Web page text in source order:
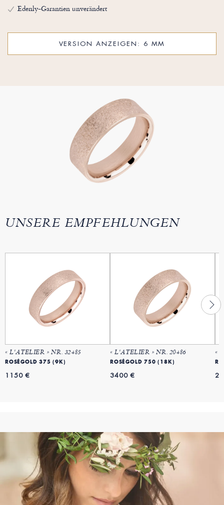
Edenly-Garantien unverändert
VERSION ANZEIGEN: 6 MM
UNSERE EMPFEHLUNGEN
« L'ATELIER » NR. 32485
ROSÉGOLD 375 (9K)
1150 €
« L'ATELIER » NR. 20486
ROSÉGOLD 750 (18K)
3400 €
«